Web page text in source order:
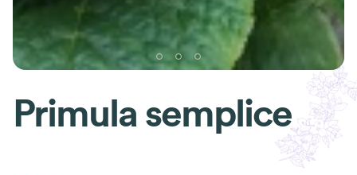
Primula semplice